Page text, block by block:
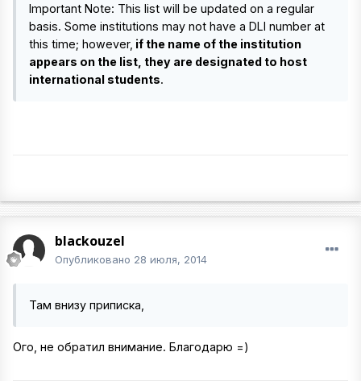
Important Note: This list will be updated on a regular
basis. Some institutions may not have a DLI number at
this time; however, if the name of the institution
appears on the list, they are designated to host
international students.
blackouzel
Опубликовано 28 июля, 2014
Там внизу приписка,
Ого, не обратил внимание. Благодарю =)